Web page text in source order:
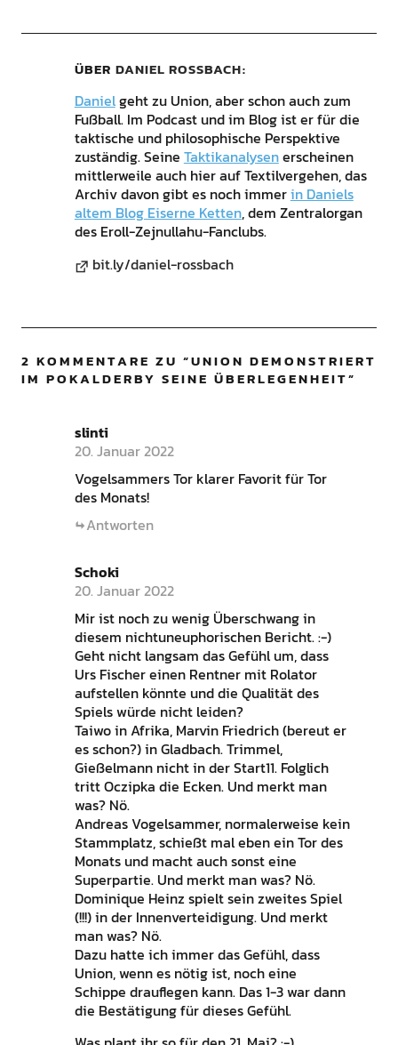
ÜBER DANIEL ROSSBACH
Danielgeht zu Union, aber schon auch zum
Fußball. Im Podcast und im Blog ist er für die
taktische und philosophische Perspektive
zuständig. Seine Taktikanalysenerscheinen
mittlerweile auch hier auf Textilvergehen, das
Archiv davon gibt es noch immerin Daniels
altem Blog Eiserne Ketten, dem Zentralorgan
des Eroll-Zejnullahu-Fanclubs.
bit.ly/daniel-rossbach
2 KOMMENTARE ZU “UNION DEMONSTRIERT
IM POKALDERBY SEINE ÜBERLEGENHEIT”
slinti
20. Januar 2022
Vogelsammers Tor klarer Favorit für Tor
des Monats!
Antworten
Schoki
20. Januar 2022
Mir ist noch zu wenig Überschwang in
diesem nichtuneuphorischen Bericht. :-)
Geht nicht langsam das Gefühl um, dass
Urs Fischer einen Rentner mit Rolator
aufstellen könnte und die Qualität des
Spiels würde nicht leiden?
Taiwo in Afrika, Marvin Friedrich (bereut er
es schon?) in Gladbach. Trimmel,
Gießelmann nicht in der Start11. Folglich
tritt Oczipka die Ecken. Und merkt man
was? Nö.
Andreas Vogelsammer, normalerweise kein
Stammplatz, schießt mal eben ein Tor des
Monats und macht auch sonst eine
Superpartie. Und merkt man was? Nö.
Dominique Heinz spielt sein zweites Spiel
(!!!) in der Innenverteidigung. Und merkt
man was? Nö.
Dazu hatte ich immer das Gefühl, dass
Union, wenn es nötig ist, noch eine
Schippe drauflegen kann. Das 1-3 war dann
die Bestätigung für dieses Gefühl.